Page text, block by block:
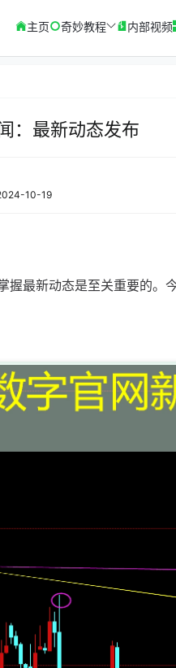
主页 奇妙教程 内部视频
：最新动态发布
10-19
握最新动态是至关重要的。